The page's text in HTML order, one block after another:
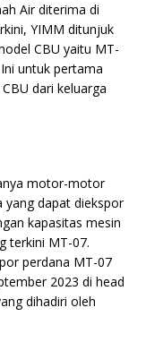
Air diterima di
YIMM ditunjuk
CBU yaitu MT-
untuk pertama
dari keluarga
motor-motor
yang dapat diekspor
kapasitas mesin
terkini MT-07.
perdana MT-07
2023 di head
dihadiri oleh